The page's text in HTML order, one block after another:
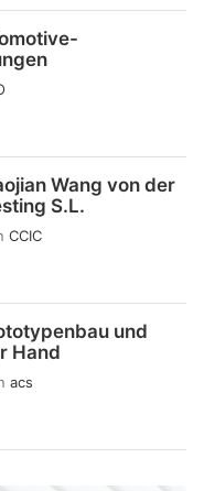
Wang von der
S.L.
CCIC
und
Hand
acs